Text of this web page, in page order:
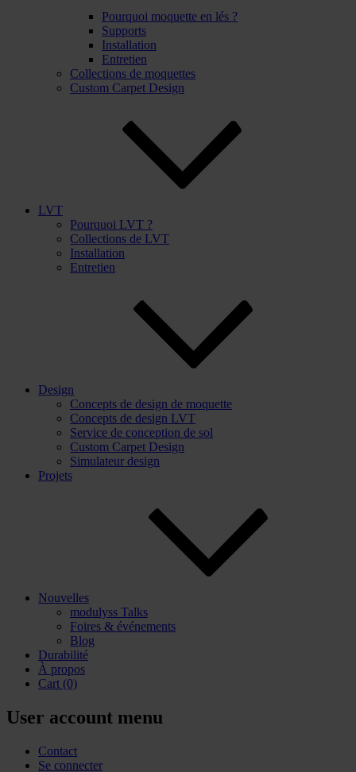
Pourquoi moquette en lés ?
Supports
Installation
Entretien
Collections de moquettes
Custom Carpet Design
LVT
Pourquoi LVT ?
Collections de LVT
Installation
Entretien
Design
Concepts de design de moquette
Concepts de design LVT
Service de conception de sol
Custom Carpet Design
Simulateur design
Projets
Nouvelles
modulyss Talks
Foires & événements
Blog
Durabilité
À propos
Cart (0)
User account menu
Contact
Se connecter